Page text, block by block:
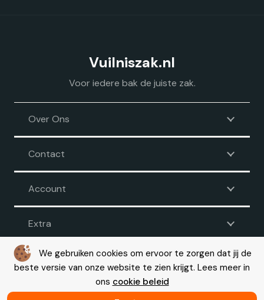
We gebruiken cookies om ervoor te zorgen dat jij de
beste versie van onze website te zien krijgt. Lees meer in
ons cookie beleid
Vuilniszak.nl
Voor iedere bak de juiste zak.
Over Ons
Contact
Account
Extra
Voorwaarden|Disclaimer| Privacy| Cookie beleid
© Copyright 2026 – Vuilniszak.nl |Webdesign by Yooker